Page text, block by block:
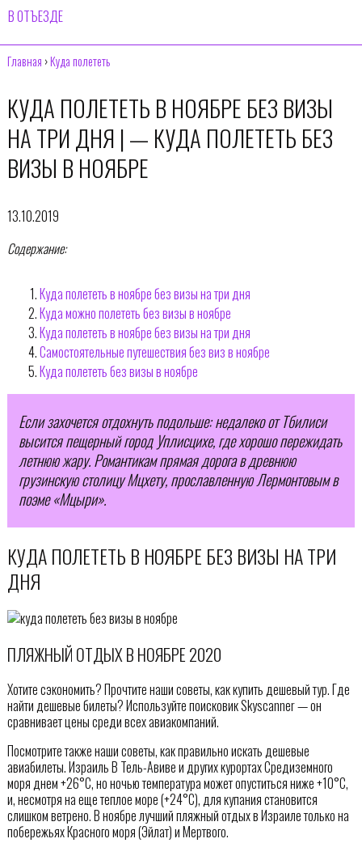
В ОТЪЕЗДЕ
Главная ›Куда полететь
КУДА ПОЛЕТЕТЬ В НОЯБРЕ БЕЗ ВИЗЫ
НА ТРИ ДНЯ | — КУДА ПОЛЕТЕТЬ БЕЗ
ВИЗЫ В НОЯБРЕ
13.10.2019
Содержание:
Куда полететь в ноябре без визы на три дня
Куда можно полететь без визы в ноябре
Куда полететь в ноябре без визы на три дня
Самостоятельные путешествия без виз в ноябре
Куда полететь без визы в ноябре
Если захочется отдохнуть подольше: недалеко от Тбилиси
высится пещерный город Уплисцихе, где хорошо пережидать
летнюю жару. Романтикам прямая дорога в древнюю
грузинскую столицу Мцхету, прославленную Лермонтовым в
поэме «Мцыри».
КУДА ПОЛЕТЕТЬ В НОЯБРЕ БЕЗ ВИЗЫ НА ТРИ
ДНЯ
ПЛЯЖНЫЙ ОТДЫХ В НОЯБРЕ 2020
Хотите сэкономить? Прочтите наши советы, как купить дешевый тур. Где
найти дешевые билеты? Используйте поисковик Skyscanner — он
сравнивает цены среди всех авиакомпаний.
Посмотрите также наши советы, как правильно искать дешевые
авиабилеты. Израиль В Тель-Авиве и других курортах Средиземного
моря днем +26°С, но ночью температура может опуститься ниже +10°С,
и, несмотря на еще теплое море (+24°С), для купания становится
слишком ветрено. В ноябре лучший пляжный отдых в Израиле только на
побережьях Красного моря (Эйлат) и Мертвого.